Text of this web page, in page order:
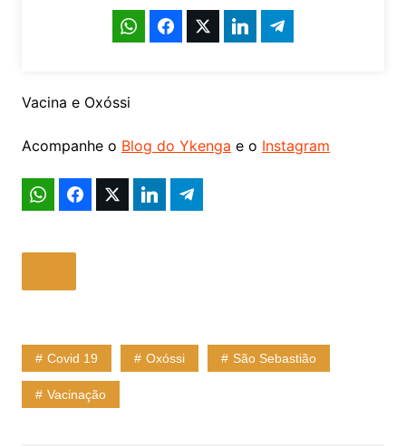
Vacina e Oxóssi
Acompanhe o Blog do Ykenga e o Instagram
Covid 19 Oxóssi São Sebastião
Vacinação